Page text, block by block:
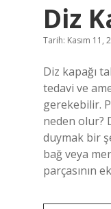
Diz
Tarih: Kasım 11,
Diz kapağı
tedavi ve
gerekebilir.
neden olur?
duymak bir
bağ veya
parçasının